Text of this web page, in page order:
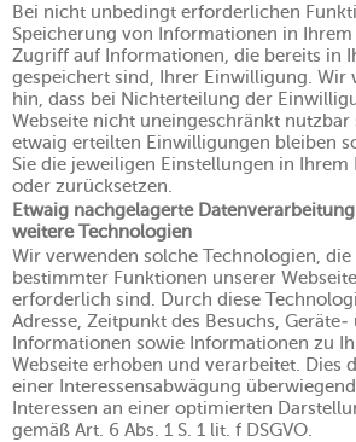
Bei nicht unbedingt erforderlichen
Speicherung von Informationen in
Zugriff auf Informationen, die bereits in
gespeichert sind, Ihrer Einwilligung. Wir
hin, dass bei Nichterteilung der
Webseite nicht uneingeschränkt nutzbar
etwaig erteilten Einwilligungen bleiben
Sie die jeweiligen Einstellungen in Ihrem
oder zurücksetzen.
Etwaig nachgelagerte
weitere Technologien
Wir verwenden solche Technologien,
bestimmter Funktionen unserer
erforderlich sind. Durch diese
Adresse, Zeitpunkt des Besuchs,
Informationen sowie Informationen zu
Webseite erhoben und verarbeitet. Dies
einer Interessensabwägung
Interessen an einer optimierten
gemäß Art. 6 Abs. 1 S. 1 lit. f DSGVO.